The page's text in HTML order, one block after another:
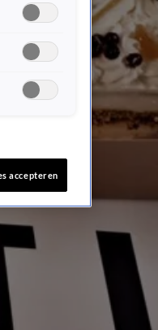
accepteren